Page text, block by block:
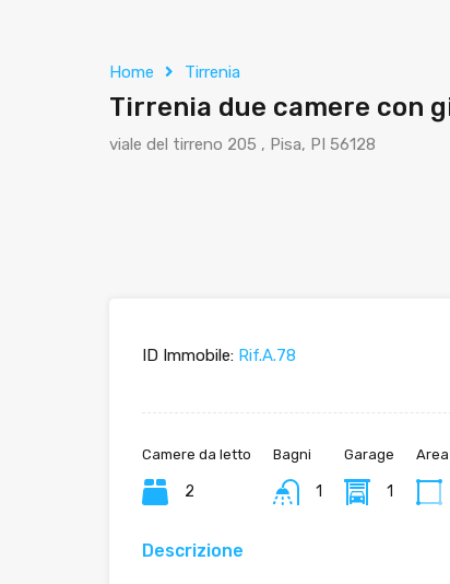
Home Tirrenia
Tirrenia due camere con
viale del tirreno 205 , Pisa, PI 56128
ID Immobile: Rif.A.78
Camere da letto
2
Bagni
1
Garage
1
Area
Descrizione